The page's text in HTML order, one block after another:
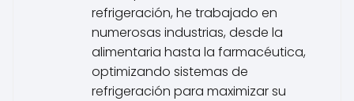
refrigeración, he trabajado en
numerosas industrias, desde la
alimentaria hasta la farmacéutica,
optimizando sistemas de
refrigeración para maximizar su